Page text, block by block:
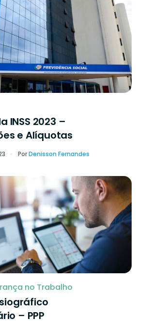
INSS 2023 –
e Alíquotas
PorDenisson Fernandes
no Trabalho
– PPP